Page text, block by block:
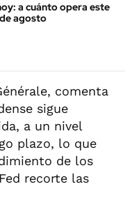
a cuánto opera este
agosto
comenta
sigue
a un nivel
plazo, lo que
de los
recorte las